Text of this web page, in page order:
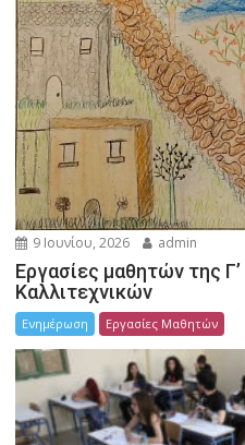
9 Ιουνίου, 2026 admin
Εργασίες μαθητών της
Καλλιτεχνικών
Ενημέρωση Εργασίες Μαθητών